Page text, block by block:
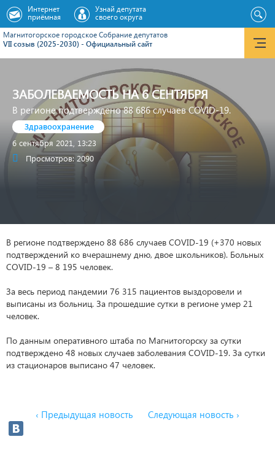
Магнитогорское городское Cобрание депутатов
VII созыв (2025-2030) - Официальный сайт
Интернет
приёмная
Узнай депутата
своего округа
ЗАБОЛЕВАЕМОСТЬ НА 6 СЕНТЯБРЯ
В регионе подтверждено 88 686 случаев COVID-19.
Здравоохранение
6 сентября 2021, 13:23
Просмотров: 2090
В регионе подтверждено 88 686 случаев COVID-19 (+370 новых
подтверждений ко вчерашнему дню, двое школьников). Больных
COVID-19 – 8 195 человек.
За весь период пандемии 76 315 пациентов выздоровели и
выписаны из больниц. За прошедшие сутки в регионе умер 21
человек.
По данным оперативного штаба по Магнитогорску за сутки
подтверждено 48 новых случаев заболевания COVID-19. За сутки
из стационаров выписано 47 человек.
‹ Предыдущая новость Следующая новость ›